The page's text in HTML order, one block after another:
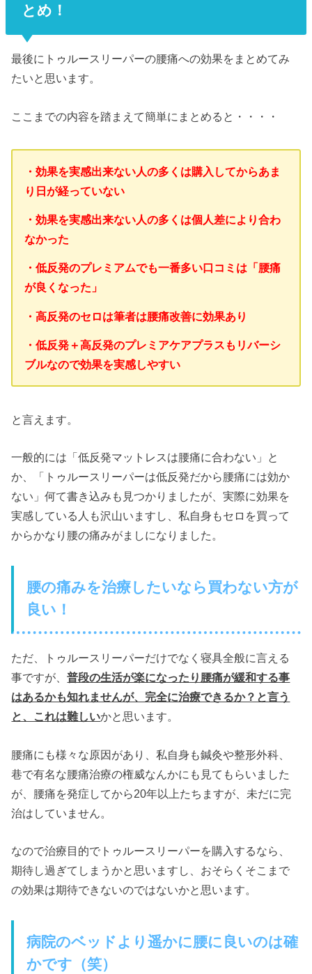
とめ！
最後にトゥルースリーパーの腰痛への効果をまとめてみ
たいと思います。
ここまでの内容を踏まえて簡単にまとめると・・・・
・効果を実感出来ない人の多くは購入してからあま
り日が経っていない
・効果を実感出来ない人の多くは個人差により合わ
なかった
・低反発のプレミアムでも一番多い口コミは「腰痛
が良くなった」
・高反発のセロは筆者は腰痛改善に効果あり
・低反発＋高反発のプレミアケアプラスもリバーシ
ブルなので効果を実感しやすい
と言えます。
一般的には「低反発マットレスは腰痛に合わない」と
か、「トゥルースリーパーは低反発だから腰痛には効か
ない」何て書き込みも見つかりましたが、実際に効果を
実感している人も沢山いますし、私自身もセロを買って
からかなり腰の痛みがましになりました。
腰の痛みを治療したいなら買わない方が
良い！
ただ、トゥルースリーパーだけでなく寝具全般に言える
事ですが、普段の生活が楽になったり腰痛が緩和する事
はあるかも知れませんが、完全に治療できるか？と言う
と、これは難しいかと思います。
腰痛にも様々な原因があり、私自身も鍼灸や整形外科、
巷で有名な腰痛治療の権威なんかにも見てもらいました
が、腰痛を発症してから20年以上たちますが、未だに完
治はしていません。
なので治療目的でトゥルースリーパーを購入するなら、
期待し過ぎてしまうかと思いますし、おそらくそこまで
の効果は期待できないのではないかと思います。
病院のベッドより遥かに腰に良いのは確
かです（笑）